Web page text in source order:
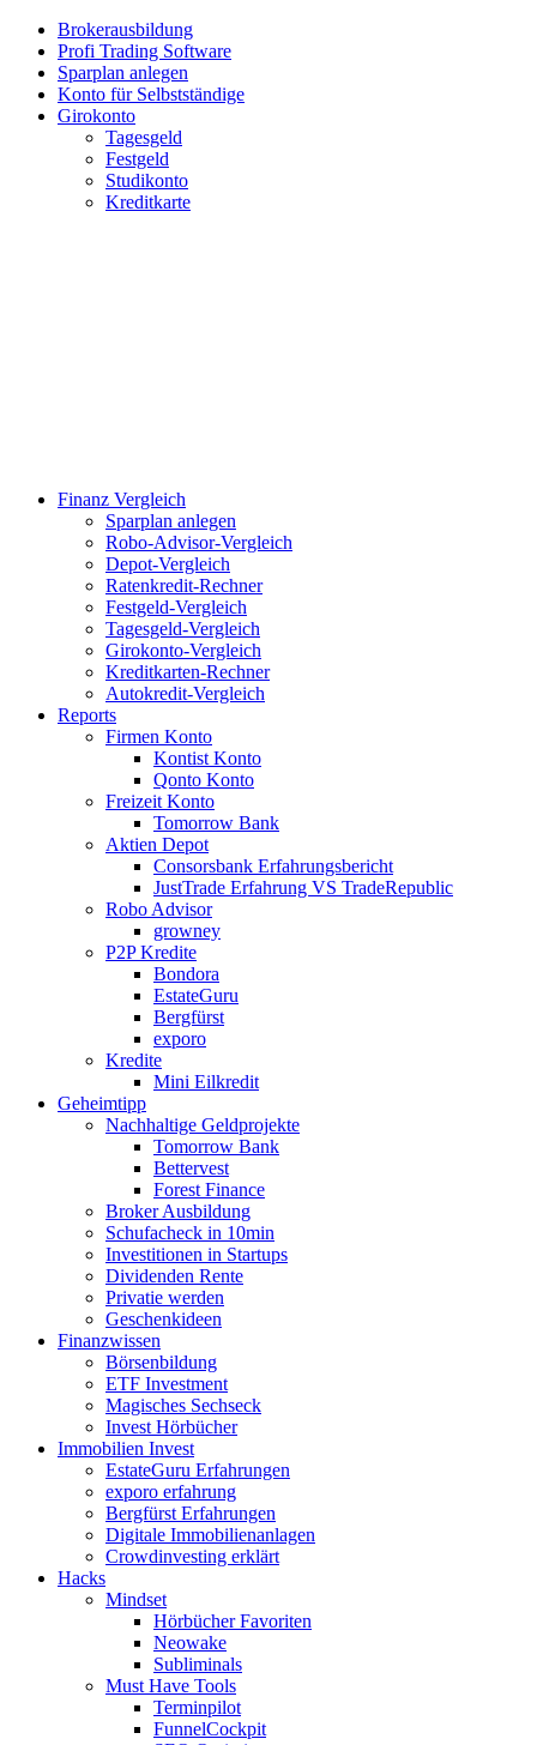
Brokerausbildung
Profi Trading Software
Sparplan anlegen
Konto für Selbstständige
Girokonto
Tagesgeld
Festgeld
Studikonto
Kreditkarte
Finanz Vergleich
Sparplan anlegen
Robo-Advisor-Vergleich
Depot-Vergleich
Ratenkredit-Rechner
Festgeld-Vergleich
Tagesgeld-Vergleich
Girokonto-Vergleich
Kreditkarten-Rechner
Autokredit-Vergleich
Reports
Firmen Konto
Kontist Konto
Qonto Konto
Freizeit Konto
Tomorrow Bank
Aktien Depot
Consorsbank Erfahrungsbericht
JustTrade Erfahrung VS TradeRepublic
Robo Advisor
growney
P2P Kredite
Bondora
EstateGuru
Bergfürst
exporo
Kredite
Mini Eilkredit
Geheimtipp
Nachhaltige Geldprojekte
Tomorrow Bank
Bettervest
Forest Finance
Broker Ausbildung
Schufacheck in 10min
Investitionen in Startups
Dividenden Rente
Privatie werden
Geschenkideen
Finanzwissen
Börsenbildung
ETF Investment
Magisches Sechseck
Invest Hörbücher
Immobilien Invest
EstateGuru Erfahrungen
exporo erfahrung
Bergfürst Erfahrungen
Digitale Immobilienanlagen
Crowdinvesting erklärt
Hacks
Mindset
Hörbücher Favoriten
Neowake
Subliminals
Must Have Tools
Terminpilot
FunnelCockpit